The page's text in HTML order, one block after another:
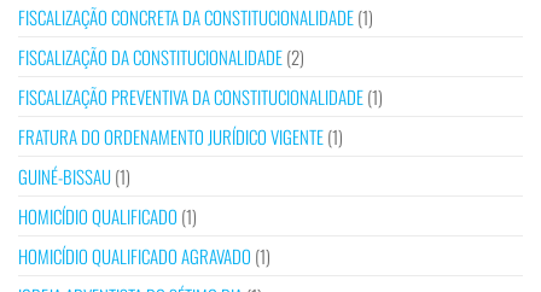
FISCALIZAÇÃO CONCRETA DA CONSTITUCIONALIDADE(1)
FISCALIZAÇÃO DA CONSTITUCIONALIDADE(2)
FISCALIZAÇÃO PREVENTIVA DA CONSTITUCIONALIDADE(1)
FRATURA DO ORDENAMENTO JURÍDICO VIGENTE(1)
GUINÉ-BISSAU(1)
HOMICÍDIO QUALIFICADO (1)
HOMICÍDIO QUALIFICADO AGRAVADO (1)